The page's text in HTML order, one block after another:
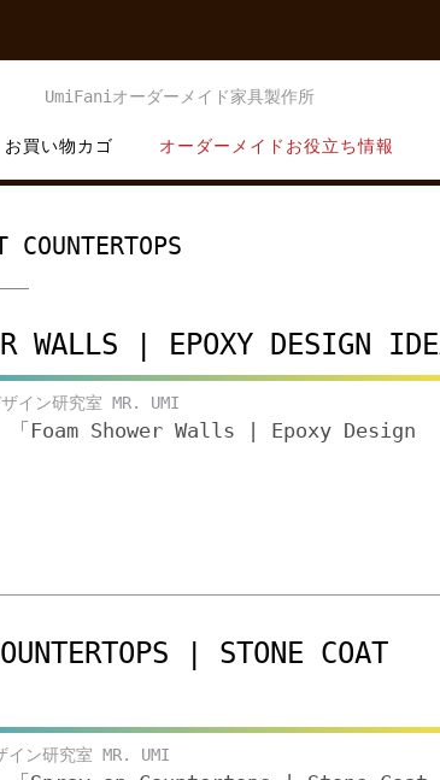
お買い物カゴ オーダーメイドお役立ち情報
COUNTERTOPS
WALLS | EPOXY DESIGN
イン研究室 MR. UMI
「Foam Shower Walls | Epoxy Design
| STONE COAT
イン研究室 MR. UMI